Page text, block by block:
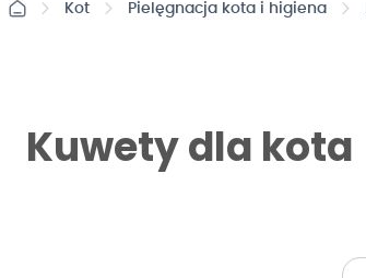
Kot Pielęgnacja kota i higiena
Kuwety dla kota